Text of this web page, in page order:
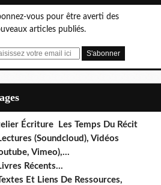
vous pour être averti des
articles publiés.
Pages
Écriture Les Temps Du Récit
(Soundcloud), Vidéos
Vimeo),...
Récents...
Et Liens De Ressources,